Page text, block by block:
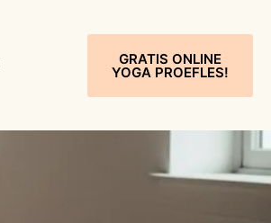
GRATIS ONLINE
YOGA PROEFLES!